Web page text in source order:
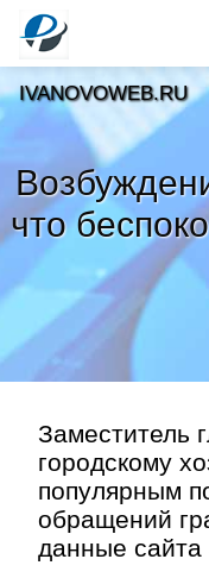
что
Заместитель
городскому
популярным
обращений
данные
IVANOVOWEB.RU
Новости
Тренды новостей »
»
Правила »